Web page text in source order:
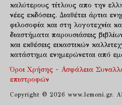
καλύτερους τίτλους απο την
νέες εκδόσεις. Διαθέτει άρτια
φιλοσοφία και στη λογοτεχνία
διαστήματα παρουσιάσεις
και εκθέσεις εικαστικών
κατάστημα ενημερώνεται από
Όροι Χρήσης - Ασφάλεια
επιστροφών
Copyright © 2026 www.lemoni.gr.